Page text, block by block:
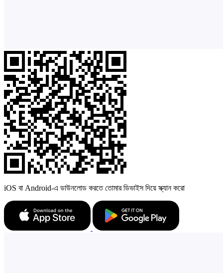
iOS বা Android-এ ডাউনলোড করতে তোমার ডিভাইস দিয়ে স্ক্যান করো